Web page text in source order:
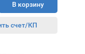
В корзину
счет/КП